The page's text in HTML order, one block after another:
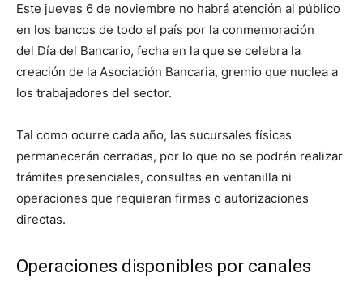
Este jueves 6 de noviembre no habrá atención al público
en los bancos de todo el país por la conmemoración
del Día del Bancario, fecha en la que se celebra la
creación de la Asociación Bancaria, gremio que nuclea a
los trabajadores del sector.
Tal como ocurre cada año, las sucursales físicas
permanecerán cerradas, por lo que no se podrán realizar
trámites presenciales, consultas en ventanilla ni
operaciones que requieran firmas o autorizaciones
directas.
Operaciones disponibles por canales